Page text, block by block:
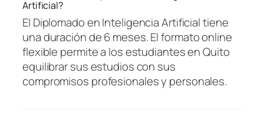
Artificial?
El Diplomado en Inteligencia Artificial tiene
una duración de 6 meses. El formato online
flexible permite a los estudiantes en Quito
equilibrar sus estudios con sus
compromisos profesionales y personales.